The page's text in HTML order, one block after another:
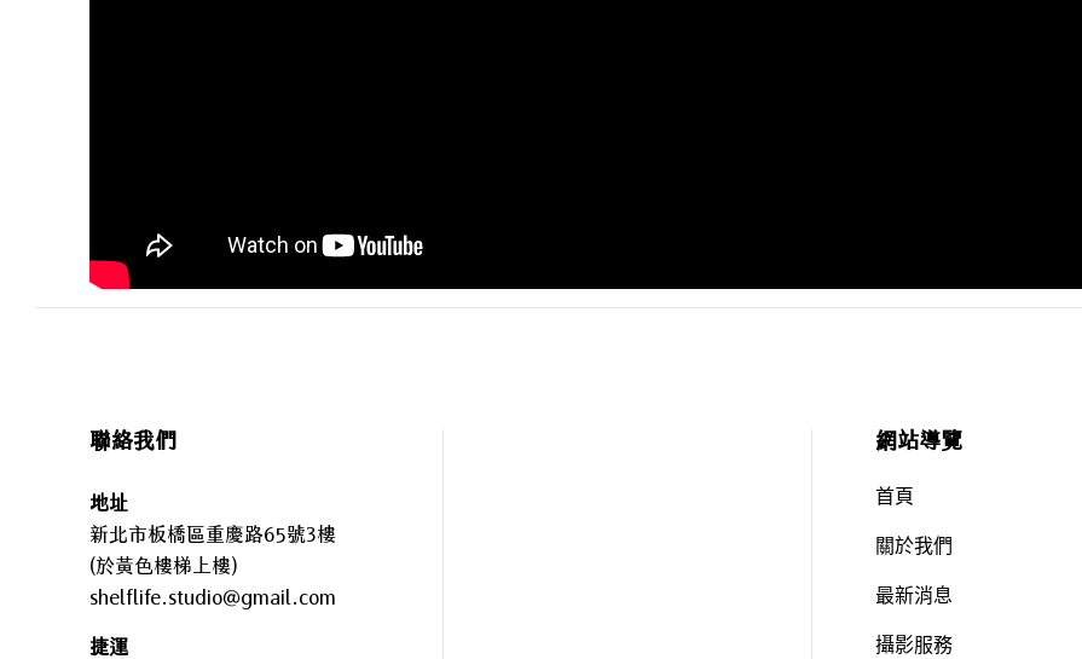
聯絡我們
地址
新北市板橋區重慶路65號3樓
(於黃色樓梯上樓)
shelflife.studio@gmail.com
捷運
網站導覽
首頁
關於我們
最新消息
攝影服務